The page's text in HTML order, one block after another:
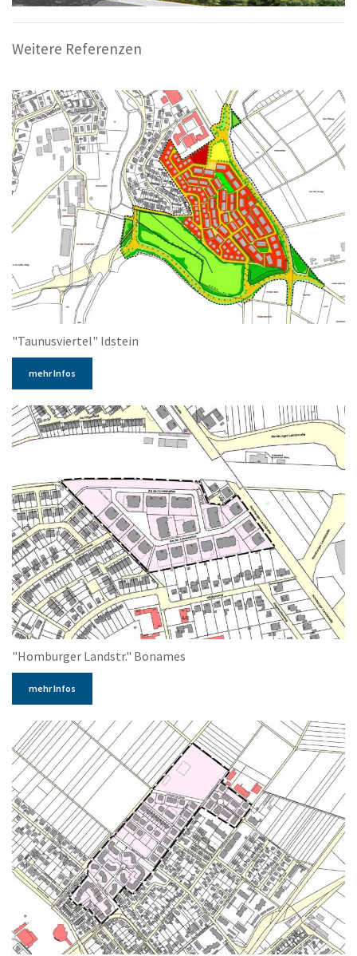
Weitere Referenzen
"Taunusviertel" Idstein
mehr Infos
"Homburger Landstr." Bonames
mehr Infos